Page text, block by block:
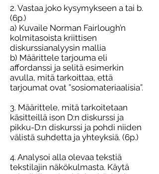
2. Vastaa joko kysymykseen a tai b.
(6p.)
a) Kuvaile Norman Fairlough’n
kolmitasoista kriittisen
diskurssianalyysin mallia
b) Määrittele tarjouma eli
affordanssi ja selitä esimerkin
avulla, mitä tarkoittaa, että
tarjoumat ovat ”sosiomateriaalisia”.
3. Määrittele, mitä tarkoitetaan
käsitteillä ison D:n diskurssi ja
pikku-D:n diskurssi ja pohdi niiden
välistä suhdetta ja yhteyksiä. (6p.)
4. Analysoi alla olevaa tekstiä
tekstilajin näkökulmasta. Käytä